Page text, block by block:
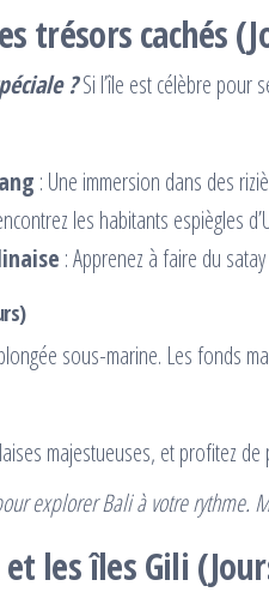
trésors cachés
?Si l’île est célèbre pour
: Une immersion dans des
les habitants espiègles
: Apprenez à faire du
sous-marine. Les fonds
majestueuses, et profitez
explorer Bali à votre rythme.
les îles Gili